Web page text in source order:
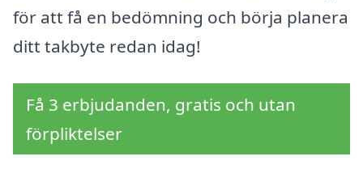
för att få en bedömning och börja planera
ditt takbyte redan idag!
Få 3 erbjudanden, gratis och utan
förpliktelser